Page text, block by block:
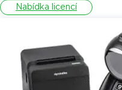
Nabídka licencí